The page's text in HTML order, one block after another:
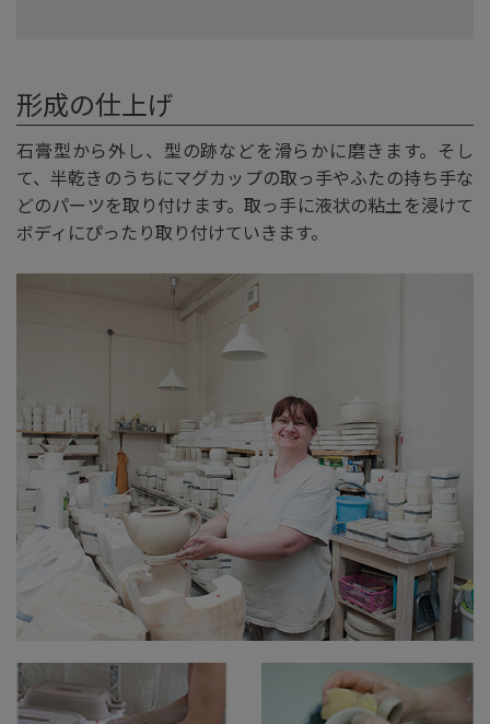
形成の仕上げ
石膏型から外し、型の跡などを滑らかに磨きます。そし
て、半乾きのうちにマグカップの取っ手やふたの持ち手な
どのパーツを取り付けます。取っ手に液状の粘土を浸けて
ボディにぴったり取り付けていきます。